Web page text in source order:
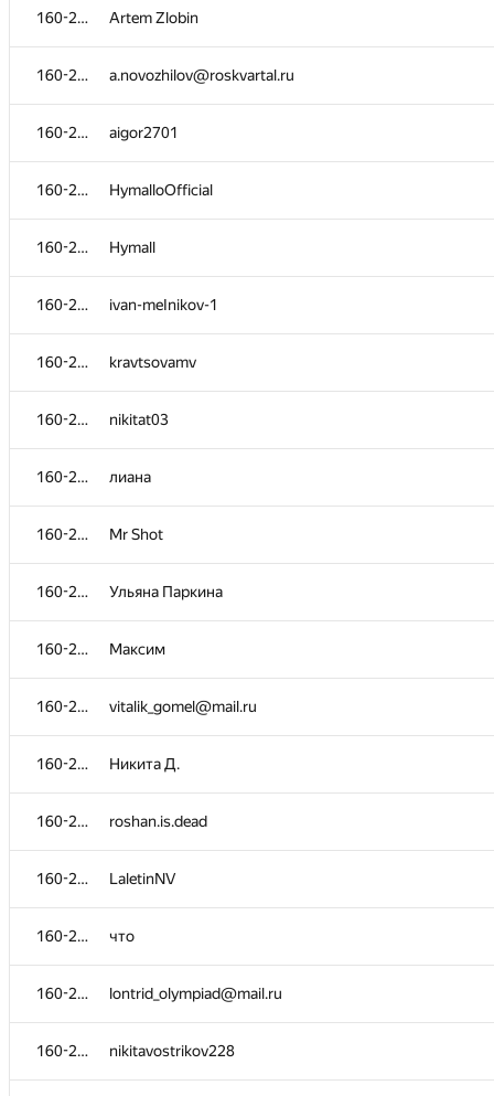
160-269 Artem Zlobin
160-269 a.novozhilov@roskvartal.ru
160-269 aigor2701
160-269 HymalloOfficial
160-269 Hymall
160-269 ivan-meInikov-1
160-269 kravtsovamv
160-269 nikitat03
160-269 лиана
160-269 Mr Shot
160-269 Ульяна Паркина
160-269 Максим
160-269 vitalik_gomel@mail.ru
160-269 Никита Д.
160-269 roshan.is.dead
160-269 LaletinNV
160-269 что
160-269 lontrid_olympiad@mail.ru
160-269 nikitavostrikov228
142-155 Shcetinin Vladislav
142-155 sam.starkov@gmail.com
142-155 hozhu
142-155 dsergak
142-155 mihail.furm@gmail.com
156-159 Tamerik
156-159 gkz1001110@gmail.com
156-159 timolai.andrievitch
156-159 vadimkuzinov
160-269 Сергей
160-269 Наталья Хохлова
160-269 Рен Камар
160-269 stepus53
160-269 Artem Zlobin
160-269 a.novozhilov@roskvartal.ru